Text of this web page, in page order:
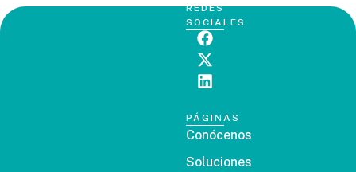
REDES
SOCIALES
PÁGINAS
Conócenos
Soluciones